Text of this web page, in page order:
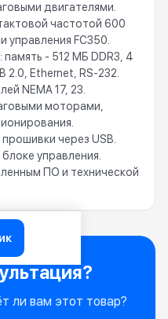
двигателями.
частотой 600
FC350.
память - 512 МБ DDR3, 4
2.0, Ethernet, RS-232.
NEMA 17, 23.
моторами,
через USB.
управления.
ПО и технической
ли вам этот товар?